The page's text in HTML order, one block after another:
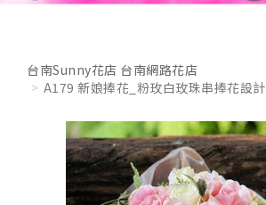
台南Sunny花店 台南網路花店
A179 新娘捧花_粉玫白玫珠串捧花設計